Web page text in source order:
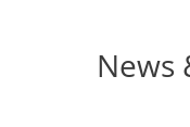
News